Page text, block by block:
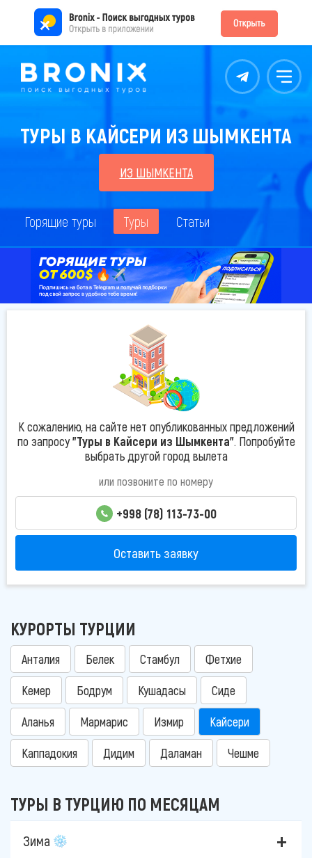
Контакты Меню
ТУРЫ В КАЙСЕРИ ИЗ ШЫМКЕНТА
ИЗ ШЫМКЕНТА
Горящие туры Туры Статьи
К сожалению, на сайте нет опубликованных предложений
по запросу"Туры в Кайсери из Шымкента". Попробуйте
выбрать другой город вылета
или позвоните по номеру
+998 (78) 113-73-00
Оставить заявку
КУРОРТЫ ТУРЦИИ
Анталия Белек Стамбул Фетхие
Кемер Бодрум Кушадасы Сиде
Аланья Мармарис Измир Кайсери
Каппадокия Дидим Даламан Чешме
ТУРЫ В ТУРЦИЮ ПО МЕСЯЦАМ
Зима